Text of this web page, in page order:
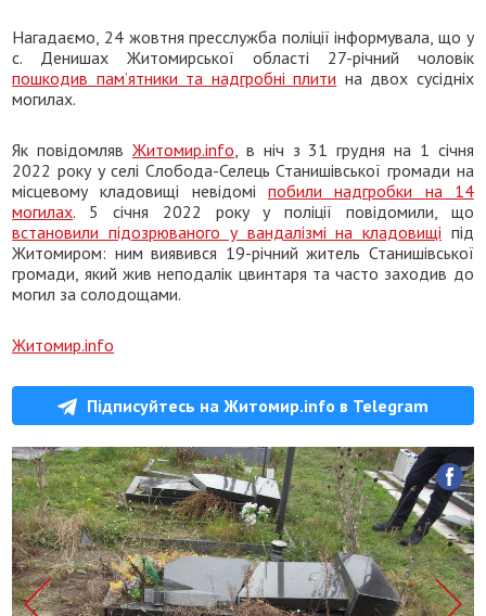
Нагадаємо, 24 жовтня пресслужба поліції інформувала, що у
с. Денишах Житомирської області 27-річний чоловік
пошкодив пам’ятники та надгробні плити на двох сусідніх
могилах.
Як повідомляв Житомир.info , в ніч з 31 грудня на 1 січня
2022 року у селі Слобода-Селець Станишівської громади на
місцевому кладовищі невідомі побили надгробки на 14
могилах. 5 січня 2022 року у поліції повідомили, що
встановили підозрюваного у вандалізмі на кладовищі під
Житомиром: ним виявився 19-річний житель Станишівської
громади, який жив неподалік цвинтаря та часто заходив до
могил за солодощами.
Житомир.info
Підписуйтесь на Житомир.info в Telegram